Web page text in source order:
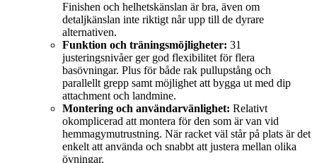
Finishen och helhetskänslan är bra, även om
detaljkänslan inte riktigt når upp till de dyrare
alternativen.
Funktion och träningsmöjligheter: 31
justeringsnivåer ger god flexibilitet för flera
basövningar. Plus för både rak pullupstång och
parallellt grepp samt möjlighet att bygga ut med dip
attachment och landmine.
Montering och användarvänlighet: Relativt
okomplicerad att montera för den som är van vid
hemmagymutrustning. När racket väl står på plats är det
enkelt att använda och snabbt att justera mellan olika
övningar.